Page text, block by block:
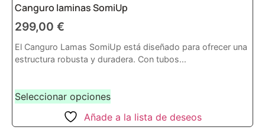
Canguro laminas SomiUp
299,00 €
El Canguro Lamas SomiUp está diseñado para ofrecer una
estructura robusta y duradera. Con tubos...
Seleccionar opciones
Añade a la lista de deseos